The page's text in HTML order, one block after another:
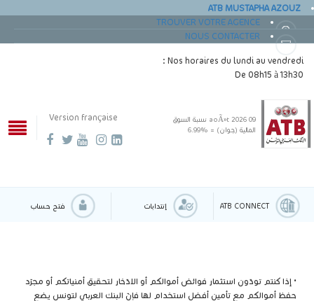
ATB MUSTAPHA AZOUZ
TROUVER VOTRE AGENCE
NOUS CONTACTER
Nos horaires du lundi au vendredi :
De 08h15 à 13h30
Version française 09 aoÃ»t 2026
نسبة السوق
المالية (جوان) = %6.99
ATB CONNECT إنتدابات فتح حساب
• إذا كنتم تودّون استثمار فوائض أموالكم أو الادّخار لتحقيق أمنياتكم أو مجرّد
حفظ أموالكم مع تأمين أفضل استخدام لها فإنّ البنك العربي لتونس يضع